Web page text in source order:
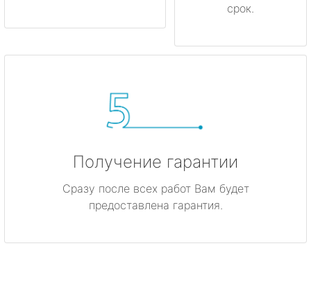
срок.
Получение гарантии
Сразу после всех работ Вам будет
предоставлена гарантия.